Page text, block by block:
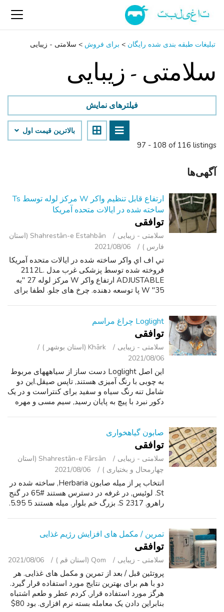
تبلیغات طبقه بندی شده رایگان > برای فروش > سلامتی - زیبایی
سلامتی - زیبایی
97 - 108 of 116 listings
فیلترهای نمایش
بالاترین قیمت اول
آگهی‌ها
ارتفاع قابل تنظیم واکر W مرکز لوله توسط Ts
ساخته شده در ایالات متحده آمریکا
توافقی
سلامتی - زیبایی
Shahrestān-e Estahbān (استان
فارس )
2021/08/06
تي اف اي واکر ساخته شده در ایالات متحده آمریکا
فروخته شده توسط پزشکی غرب مدل 2112L.
ADJUSTABLE ارتفاع واکر W مرکز لوله 27 "به
35" W پا توسعه دهنده. چرخ های جلو. لطفا برای
Loglight چراغ مراسم
توافقی
سلامتی - زیبایی
Khārk (استان بوشهر )
2021/08/06
این اصل Loglight دست ساز از سیاهههای مربوط
به چوبی با رنگ آمیزی هستند, تاپس صیقل.این دو
شامل تنه رنگ سیاه و سفید برای کنتراست و در یک
دکور نبرد با پیچ به پایان رسید, سیم مسی و مهره
صابون گیاهخواری
توافقی
سلامتی - زیبایی
Shahrestān-e Fārsān (استان
چهارمحال و بختیاری )
2021/08/06
انتخاب پر از میله صابون Herbaria, ساخته شده در
St. لوئیس, در غرفه در دسترس هستند #65 در گنج
راهرو, 2317 S. بزرگ خم بلوار. میله هستند 5 5.95.
تمرین / مکمل های افزایش رژیم غذایی
توافقی
سلامتی - زیبایی Qom (استان قم ) 2021/08/06
پروتئین قبل / بعد از تمرین و مکمل های غذایی. هر
دو با هم برای بهترین نتایج مورد استفاده قرار گیرد.
هرگز مورد استفاده قرار, کردم عطر و طعم اشتباه
بنابراین دادن یک معامله بسته نرم افزاری. بود 80$